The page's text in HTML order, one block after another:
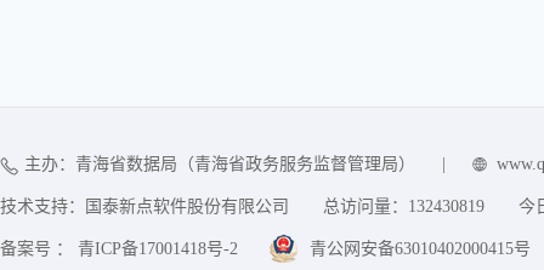
主办：青海省数据局（青海省政务服务监督管理局）
技术支持：国泰新点软件股份有限公司 总访问量： 132430819 今
备案号 ： 青ICP备17001418号-2 青公网安备63010402000415号